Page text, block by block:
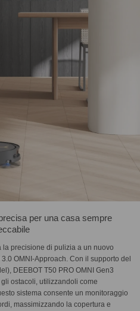
per una casa sempre
la precisione di pulizia a un nuovo
OMNI-Approach. Con il supporto del
DEEBOT T50 PRO OMNI Gen3
ostacoli, utilizzandoli come
sistema consente un monitoraggio
massimizzando la copertura e